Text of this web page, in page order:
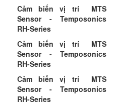
Cảm biến vị trí MTS
Sensor - Temposonics
RH-Series
Cảm biến vị trí MTS
Sensor - Temposonics
RH-Series
Cảm biến vị trí MTS
Sensor - Temposonics
RH-Series